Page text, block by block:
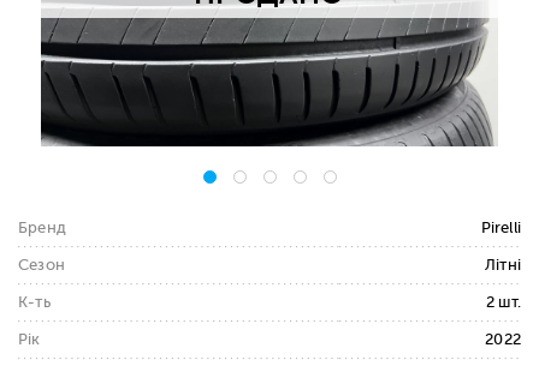
Бренд Pirelli
Сезон Літні
К-ть 2 шт.
Рік 2022